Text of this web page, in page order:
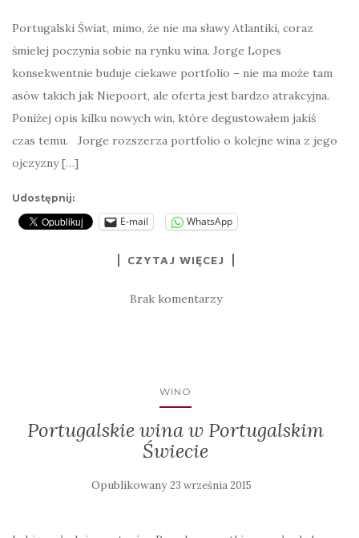
Portugalski Świat, mimo, że nie ma sławy Atlantiki, coraz
śmielej poczynia sobie na rynku wina. Jorge Lopes
konsekwentnie buduje ciekawe portfolio – nie ma może tam
asów takich jak Niepoort, ale oferta jest bardzo atrakcyjna.
Poniżej opis kilku nowych win, które degustowałem jakiś
czas temu. Jorge rozszerza portfolio o kolejne wina z jego
ojczyzny […]
Udostępnij:
E-mail WhatsApp
CZYTAJ WIĘCEJ
Brak komentarzy
WINO
Portugalskie wina w Portugalskim
Świecie
Opublikowany23 września 2015